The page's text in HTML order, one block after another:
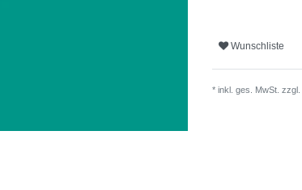
Wunschliste
* inkl. ges. MwSt. zzgl.